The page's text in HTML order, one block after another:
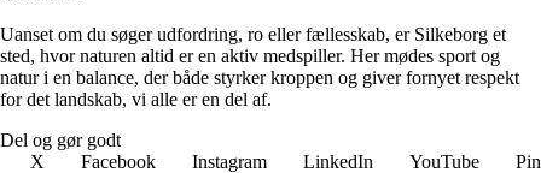
Uanset om du søger udfordring, ro eller fællesskab, er Silkeborg et
sted, hvor naturen altid er en aktiv medspiller. Her mødes sport og
natur i en balance, der både styrker kroppen og giver fornyet respekt
for det landskab, vi alle er en del af.
Del og gør godt
X
Facebook Instagram LinkedIn YouTube